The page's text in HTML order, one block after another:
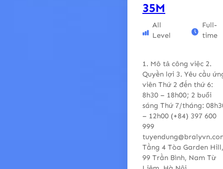
35M
All
Level
Full-
time
1. Mô tả công việc 2.
Quyền lợi 3. Yêu cầu
viên Thứ 2 đến thứ 6:
8h30 – 18h00; 2 buổi
sáng Thứ 7/tháng:
– 12h00 (+84) 397 600
999
Tầng 4 Tòa Garden Hill,
99 Trần Bình, Nam Từ